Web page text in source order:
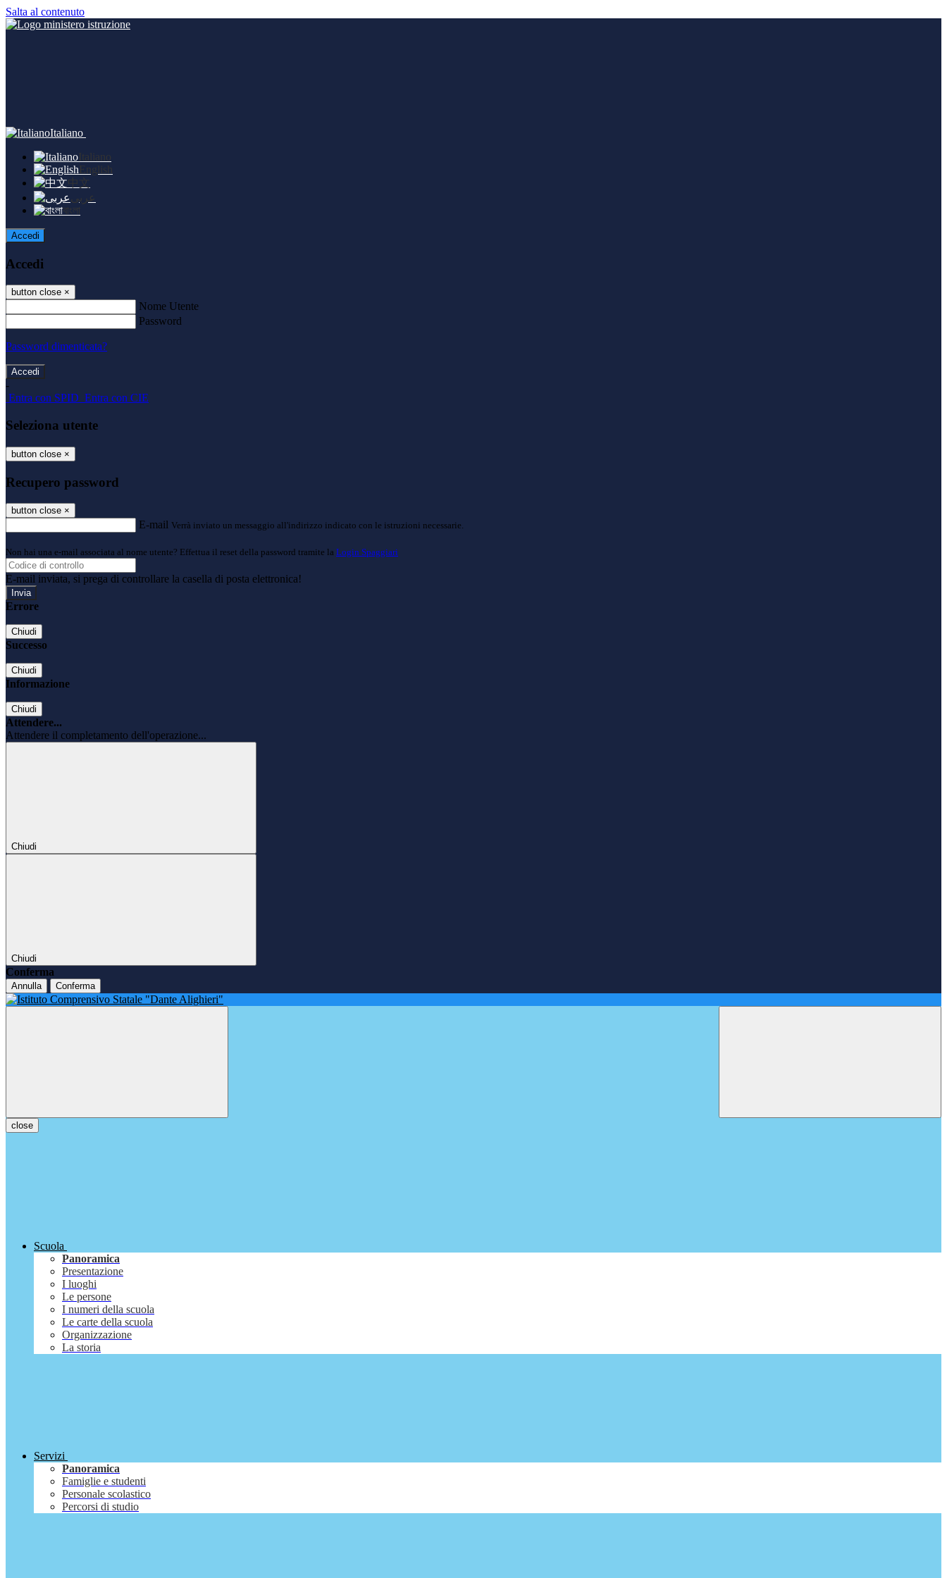
Salta al contenuto
Italiano
Italiano
English
中文
عربى
বাংলা
Accedi
Accedi
button close ×
Nome Utente
Password
Password dimenticata?
-
Entra con SPID Entra con CIE
Seleziona utente
button close ×
Recupero password
button close ×
E-mail Verrà inviato un messaggio all'indirizzo indicato con le istruzioni necessarie.
Non hai una e-mail associata al nome utente? Effettua il reset della password tramite la Login Spaggiari
E-mail inviata, si prega di controllare la casella di posta elettronica!
Errore
Chiudi
Successo
Chiudi
Informazione
Chiudi
Attendere...
Attendere il completamento dell'operazione...
Chiudi
Chiudi
Conferma
Annulla Conferma
close
Scuola
Panoramica
Presentazione
I luoghi
Le persone
I numeri della scuola
Le carte della scuola
Organizzazione
La storia
Servizi
Panoramica
Famiglie e studenti
Personale scolastico
Percorsi di studio